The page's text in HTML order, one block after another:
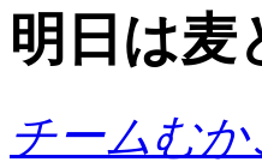
明日は麦
チームむか